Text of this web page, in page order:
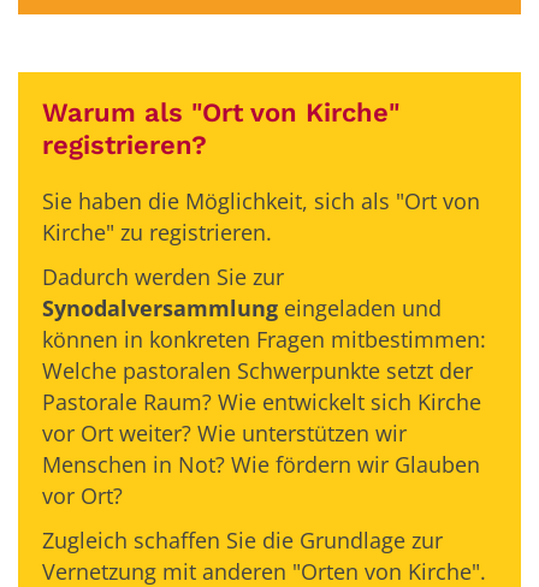
Warum als "Ort von Kirche"
registrieren?
Sie haben die Möglichkeit, sich als "Ort von
Kirche" zu registrieren.
Dadurch werden Sie zur
Synodalversammlung eingeladen und
können in konkreten Fragen mitbestimmen:
Welche pastoralen Schwerpunkte setzt der
Pastorale Raum? Wie entwickelt sich Kirche
vor Ort weiter? Wie unterstützen wir
Menschen in Not? Wie fördern wir Glauben
vor Ort?
Zugleich schaffen Sie die Grundlage zur
Vernetzung mit anderen "Orten von Kirche".